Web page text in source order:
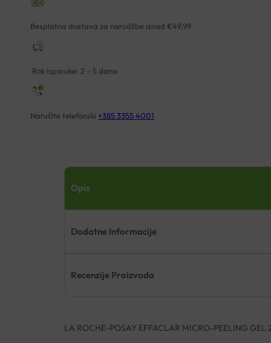
MICRO-
PEELING
200ML
količina
Besplatna dostava za narudžbe iznad €49,99
Rok isporuke: 2 – 5 dana
Naručite telefonski +385 3355 4001
Opis
Dodatne Informacije
Recenzije Proizvoda
LA ROCHE-POSAY EFFACLAR MICRO-PEELING GEL